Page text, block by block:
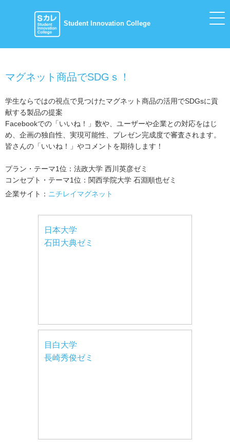
Student Innovation College
マグネット商品でSDGｓ！
学生ならではの視点で見つけたマグネット商品の活用でSDGsに貢
献する製品の提案
Facebookでの「いいね！」数や、ユーザーや企業との対応をはじ
め、企画の独自性、実現可能性、プレゼン完成度で審査されます。
皆さんの「いいね！」やコメントを期待します！
プラン・テーマ1位：法政大学 西川英彦ゼミ
コンセプト・テーマ1位：関⻄学院⼤学 ⽯淵順也ゼミ
企業サイト： ニチレイマグネット
日本大学
石田大典ゼミ
目白大学
長崎秀俊ゼミ